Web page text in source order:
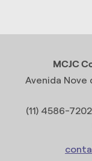
MCJC
Avenida Nove
(11) 4586-7202